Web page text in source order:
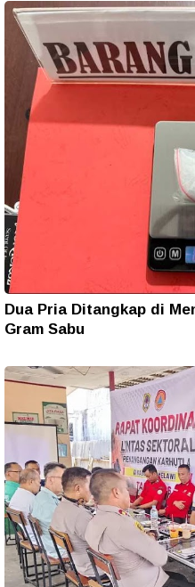
Dua Pria Ditangkap di
Gram Sabu